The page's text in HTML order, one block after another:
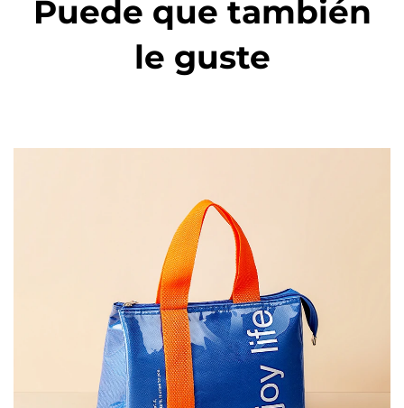
Puede que también
le guste